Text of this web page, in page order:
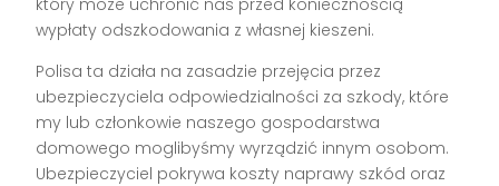
wypłaty odszkodowania z własnej kieszeni.
Polisa ta działa na zasadzie przejęcia przez
ubezpieczyciela odpowiedzialności za szkody, które
my lub członkowie naszego gospodarstwa
domowego moglibyśmy wyrządzić innym osobom.
Ubezpieczyciel pokrywa koszty naprawy szkód oraz